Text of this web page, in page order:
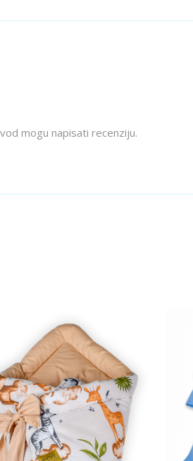
mogu napisati recenziju.
Dodaj u košaricu